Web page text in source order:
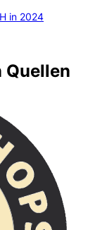
in 2024
Quellen